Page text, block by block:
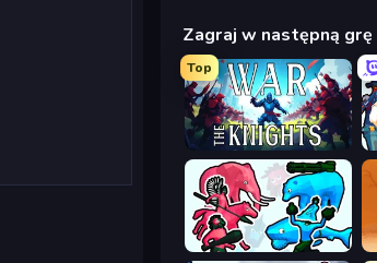
Zagraj w następną grę
Top
War the Knights
Funny Battle Simulator 2